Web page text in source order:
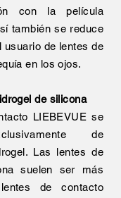
con la película
también se reduce
usuario de lentes de
en los ojos.
de silicona
LIEBEVUE se
de
Las lentes de
suelen ser más
de contacto